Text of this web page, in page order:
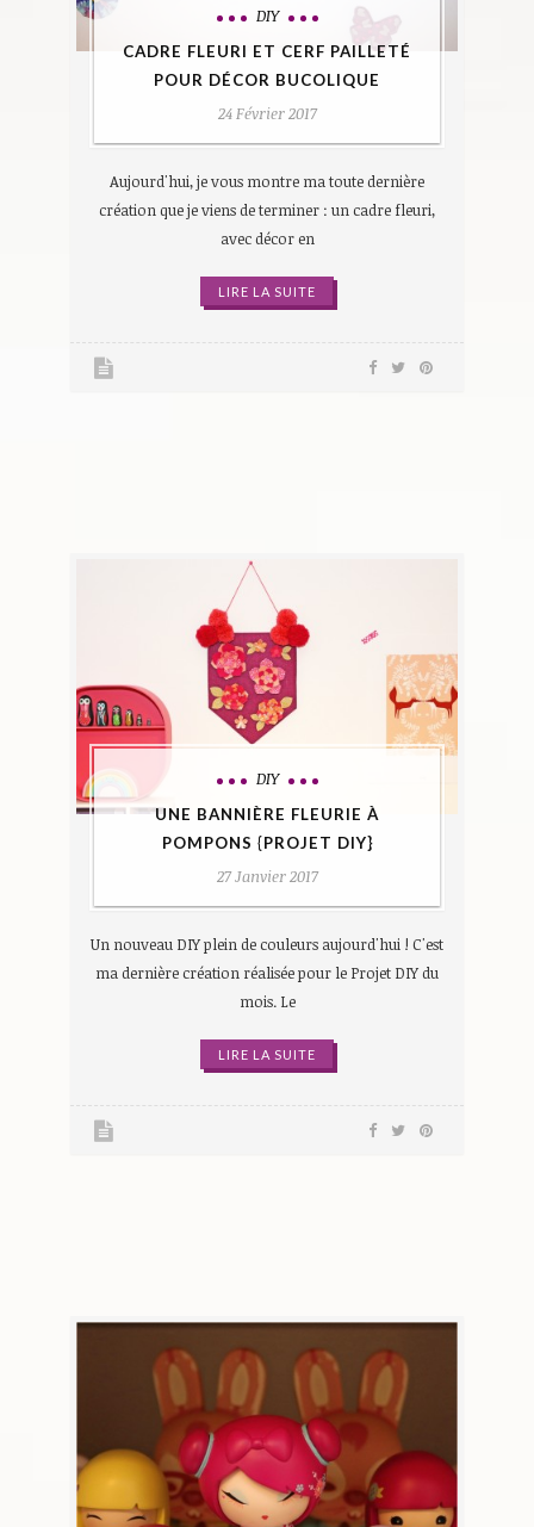
DIY
CADRE FLEURI ET CERF PAILLETÉ
POUR DÉCOR BUCOLIQUE
24 Février 2017
Aujourd'hui, je vous montre ma toute dernière
création que je viens de terminer : un cadre fleuri,
avec décor en
LIRE LA SUITE
DIY
UNE BANNIÈRE FLEURIE À
POMPONS {PROJET DIY}
27 Janvier 2017
Un nouveau DIY plein de couleurs aujourd'hui ! C'est
ma dernière création réalisée pour le Projet DIY du
mois. Le
LIRE LA SUITE